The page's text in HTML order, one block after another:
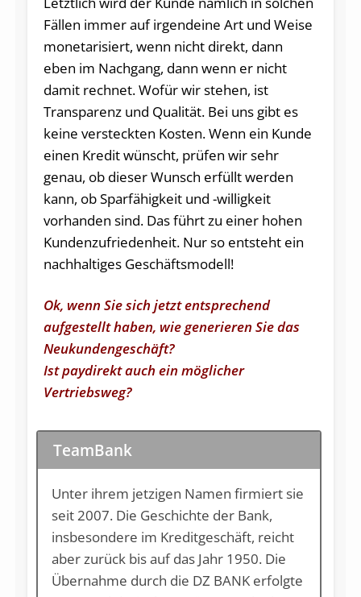
Fällen immer auf irgendeine Art und Weise
monetarisiert, wenn nicht direkt, dann
eben im Nachgang, dann wenn er nicht
damit rechnet. Wofür wir stehen, ist
Transparenz und Qualität. Bei uns gibt es
keine versteckten Kosten. Wenn ein Kunde
einen Kredit wünscht, prüfen wir sehr
genau, ob dieser Wunsch erfüllt werden
kann, ob Sparfähigkeit und -willigkeit
vorhanden sind. Das führt zu einer hohen
Kundenzufriedenheit. Nur so entsteht ein
nachhaltiges Geschäftsmodell!
Ok, wenn Sie sich jetzt entsprechend
aufgestellt haben, wie generieren Sie das
Neukundengeschäft?
Ist paydirekt auch ein möglicher
Vertriebsweg?
TeamBank
Unter ihrem jetzigen Namen firmiert sie
seit 2007. Die Geschichte der Bank,
insbesondere im Kreditgeschäft, reicht
aber zurück bis auf das Jahr 1950. Die
Übernahme durch die DZ BANK erfolgte